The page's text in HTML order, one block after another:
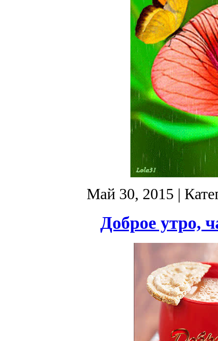
Май 30, 2015 |
Доброе утро,